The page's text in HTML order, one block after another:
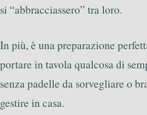
si “abbracciassero” tra loro.
In più, è una preparazione
portare in tavola qualcosa di
senza padelle da sorvegliare o
gestire in casa.